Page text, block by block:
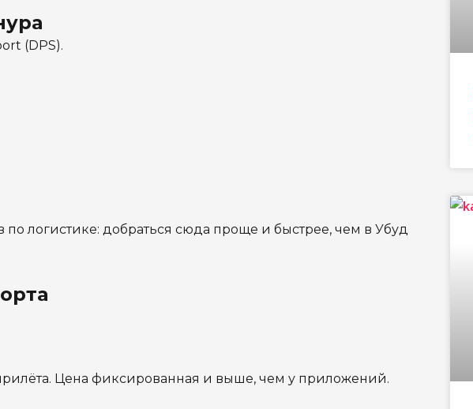
(DPS).
логистике: добраться сюда проще и быстрее, чем в Убуд
Цена фиксированная и выше, чем у приложений.